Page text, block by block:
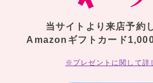
当サイトより来店予約
Amazonギフトカード
※プレゼントに関して詳